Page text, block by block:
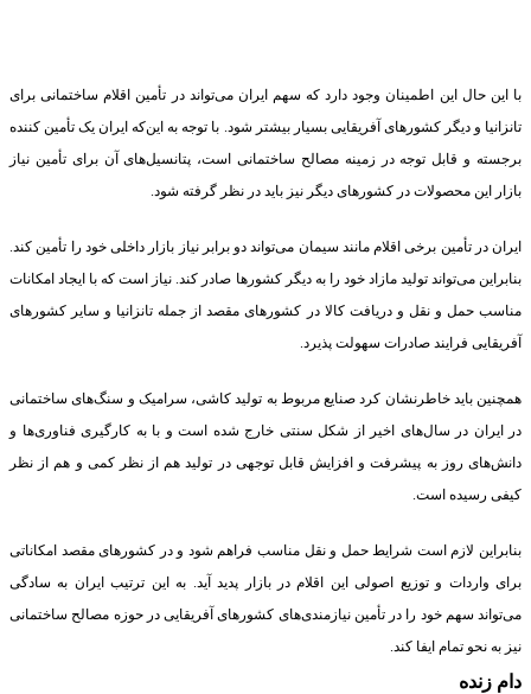
با این حال این اطمینان وجود دارد که سهم ایران می‌تواند در تأمین اقلام ساختمانی برای
تانزانیا و دیگر کشورهای آفریقایی بسیار بیشتر شود. با توجه به این‌که ایران یک تأمین کننده
برجسته و قابل توجه در زمینه مصالح ساختمانی است، پتانسیل‌های آن برای تأمین نیاز
بازار این محصولات در کشورهای دیگر نیز باید در نظر گرفته شود.
ایران در تأمین برخی اقلام مانند سیمان می‌تواند دو برابر نیاز بازار داخلی خود را تأمین کند.
بنابراین می‌تواند تولید مازاد خود را به دیگر کشورها صادر کند. نیاز است که با ایجاد امکانات
مناسب حمل و نقل و دریافت کالا در کشورهای مقصد از جمله تانزانیا و سایر کشورهای
آفریقایی فرایند صادرات سهولت پذیرد.
همچنین باید خاطرنشان کرد صنایع مربوط به تولید کاشی، سرامیک و سنگ‌های ساختمانی
در ایران در سال‌های اخیر از شکل سنتی خارج شده است و با به کارگیری فناوری‌ها و
دانش‌های روز به پیشرفت و افزایش قابل توجهی در تولید هم از نظر کمی و هم از نظر
کیفی رسیده است.
بنابراین لازم است شرایط حمل و نقل مناسب فراهم شود و در کشورهای مقصد امکاناتی
برای واردات و توزیع اصولی این اقلام در بازار پدید آید. به این ترتیب ایران به سادگی
می‌تواند سهم خود را در تأمین نیازمندی‌های کشورهای آفریقایی در حوزه مصالح ساختمانی
نیز به نحو تمام ایفا کند.
دام زنده